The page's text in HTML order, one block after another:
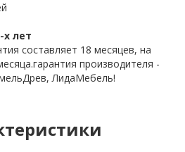
х лет
составляет 18 месяцев, на
производителя -
ЛидаМебель!